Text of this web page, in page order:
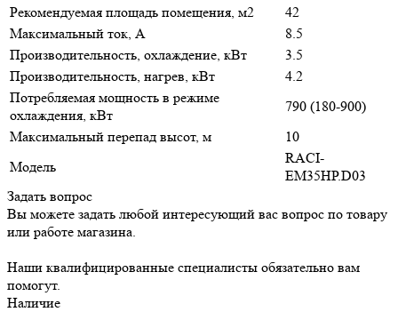
Рекомендуемая площадь помещения, м2
42
Максимальный ток, А
8.5
Производительность, охлаждение, кВт
3.5
Производительность, нагрев, кВт
4.2
Потребляемая мощность в режиме
охлаждения, кВт
790 (180-900)
Максимальный перепад высот, м
10
Модель
RACI-
EM35HP.D03
Задать вопрос
Вы можете задать любой интересующий вас вопрос по товару
или работе магазина.
Наши квалифицированные специалисты обязательно вам
помогут.
Наличие